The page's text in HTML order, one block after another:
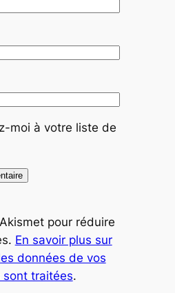
moi à votre liste de
pour réduire
En savoir plus sur
données de vos
sont traitées.